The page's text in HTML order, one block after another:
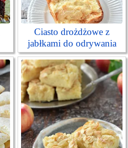
Ciasto drożdżowe z
jabłkami do odrywania